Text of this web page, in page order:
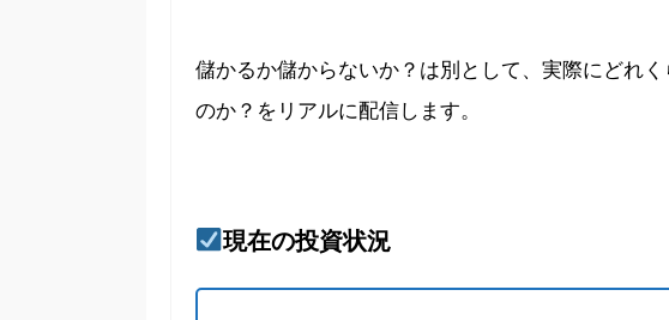
儲かるか儲からないか？は別として、実際にどれ
のか？をリアルに配信します。
現在の投資状況